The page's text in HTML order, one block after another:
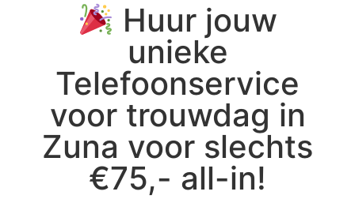
Huur jouw
unieke
Telefoonservice
voor trouwdag in
Zuna voor slechts
€75,- all-in!